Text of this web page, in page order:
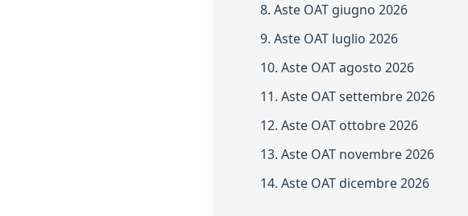
8. Aste OAT giugno 2026
9. Aste OAT luglio 2026
10. Aste OAT agosto 2026
11. Aste OAT settembre 2026
12. Aste OAT ottobre 2026
13. Aste OAT novembre 2026
14. Aste OAT dicembre 2026